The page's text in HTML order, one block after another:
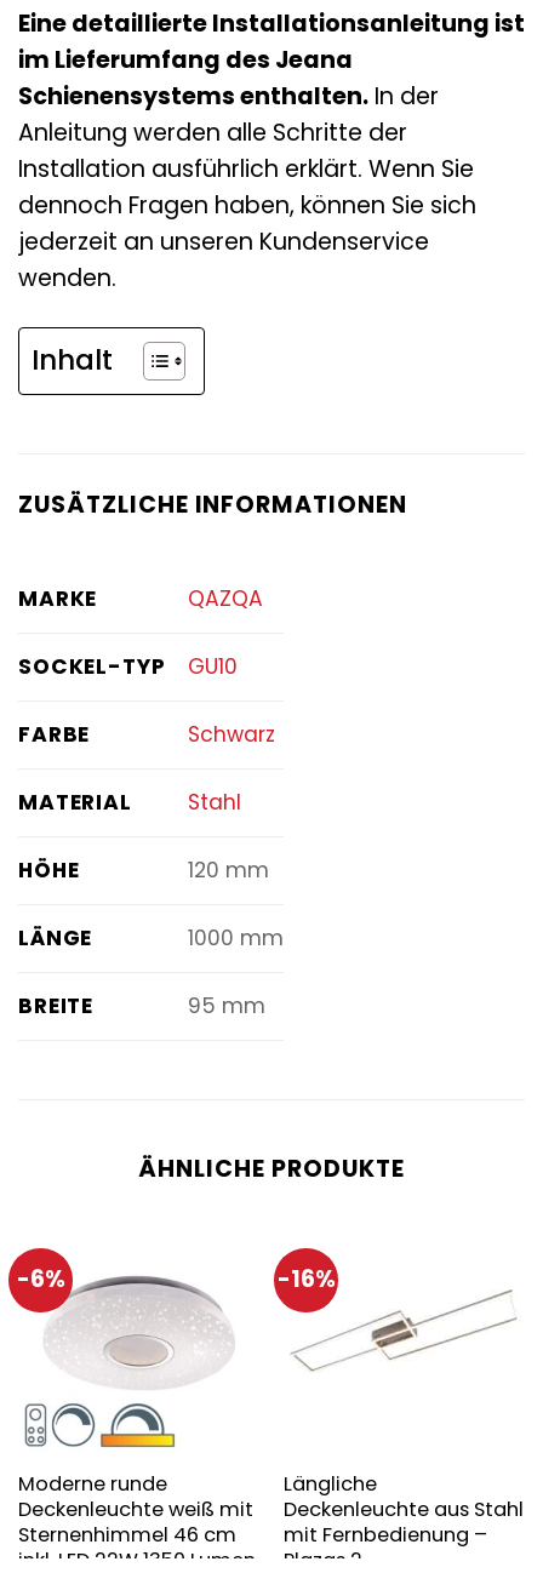
Eine detaillierte Installationsanleitung ist
im Lieferumfang des Jeana
Schienensystems enthalten. In der
Anleitung werden alle Schritte der
Installation ausführlich erklärt. Wenn Sie
dennoch Fragen haben, können Sie sich
jederzeit an unseren Kundenservice
wenden.
Inhalt
ZUSÄTZLICHE INFORMATIONEN
MARKE QAZQA
SOCKEL-TYP GU10
FARBE Schwarz
MATERIAL Stahl
HÖHE 120 mm
LÄNGE 1000 mm
BREITE 95 mm
ÄHNLICHE PRODUKTE
-6%
Moderne runde
Deckenleuchte weiß mit
Sternenhimmel 46 cm
inkl. LED 22W 1350 Lumen
-16%
Längliche
Deckenleuchte aus Stahl
mit Fernbedienung –
Plazas 2